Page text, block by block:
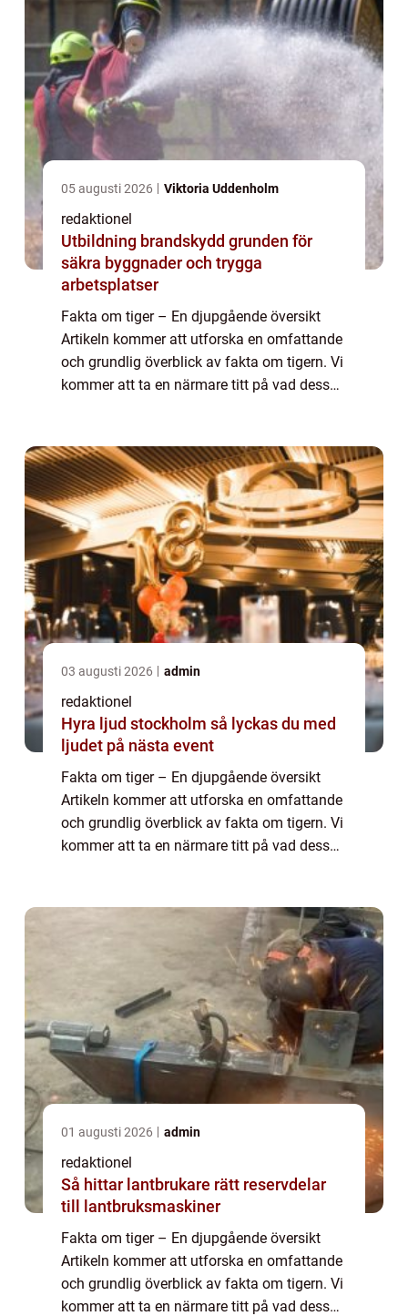
05 augusti 2026 Viktoria Uddenholm
redaktionel
Utbildning brandskydd grunden för
säkra byggnader och trygga
arbetsplatser
Fakta om tiger – En djupgående översikt
Artikeln kommer att utforska en omfattande
och grundlig överblick av fakta om tigern. Vi
kommer att ta en närmare titt på vad dessa
03 augusti 2026 admin
redaktionel
Hyra ljud stockholm så lyckas du med
ljudet på nästa event
Fakta om tiger – En djupgående översikt
Artikeln kommer att utforska en omfattande
och grundlig överblick av fakta om tigern. Vi
kommer att ta en närmare titt på vad dessa
01 augusti 2026 admin
redaktionel
Så hittar lantbrukare rätt reservdelar
till lantbruksmaskiner
Fakta om tiger – En djupgående översikt
Artikeln kommer att utforska en omfattande
och grundlig överblick av fakta om tigern. Vi
kommer att ta en närmare titt på vad dessa